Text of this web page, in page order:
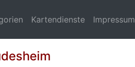
Kartendienste Impressum